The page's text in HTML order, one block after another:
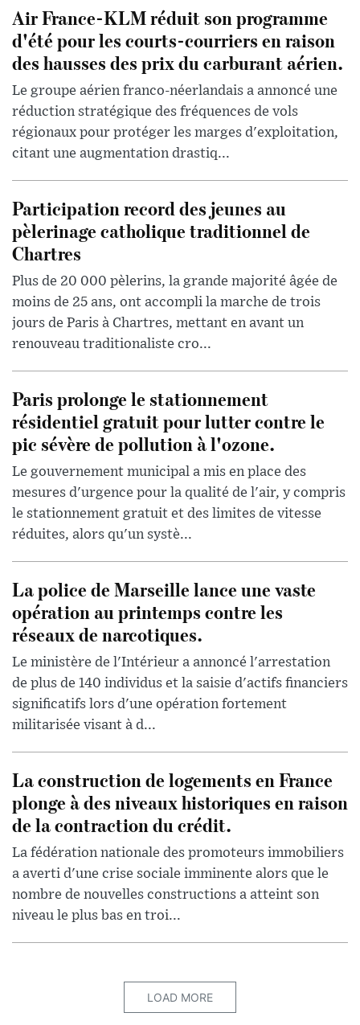
Air France-KLM réduit son programme
d'été pour les courts-courriers en raison
des hausses des prix du carburant aérien.
Le groupe aérien franco-néerlandais a annoncé une
réduction stratégique des fréquences de vols
régionaux pour protéger les marges d'exploitation,
citant une augmentation drastiq...
Participation record des jeunes au
pèlerinage catholique traditionnel de
Chartres
Plus de 20 000 pèlerins, la grande majorité âgée de
moins de 25 ans, ont accompli la marche de trois
jours de Paris à Chartres, mettant en avant un
renouveau traditionaliste cro...
Paris prolonge le stationnement
résidentiel gratuit pour lutter contre le
pic sévère de pollution à l'ozone.
Le gouvernement municipal a mis en place des
mesures d'urgence pour la qualité de l'air, y compris
le stationnement gratuit et des limites de vitesse
réduites, alors qu'un systè...
La police de Marseille lance une vaste
opération au printemps contre les
réseaux de narcotiques.
Le ministère de l'Intérieur a annoncé l'arrestation
de plus de 140 individus et la saisie d'actifs financiers
significatifs lors d'une opération fortement
militarisée visant à d...
La construction de logements en France
plonge à des niveaux historiques en raison
de la contraction du crédit.
La fédération nationale des promoteurs immobiliers
a averti d'une crise sociale imminente alors que le
nombre de nouvelles constructions a atteint son
niveau le plus bas en troi...
LOAD MORE